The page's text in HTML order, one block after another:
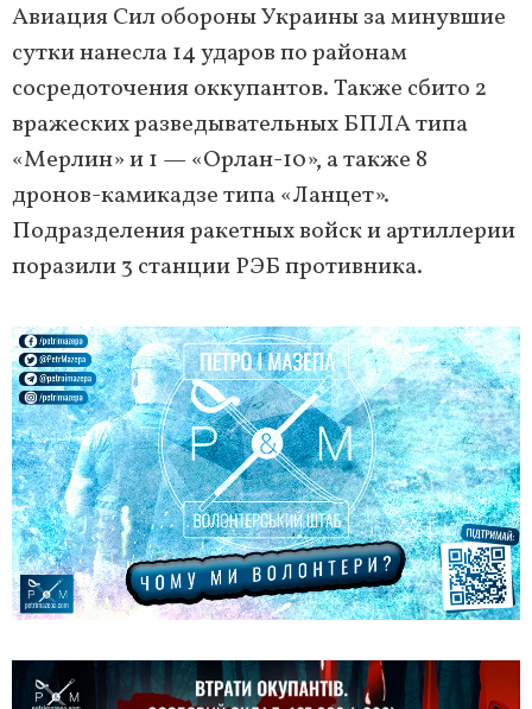
Авиация Сил обороны Украины за минувшие
сутки нанесла 14 ударов по районам
сосредоточения оккупантов. Также сбито 2
вражеских разведывательных БПЛА типа
«Мерлин» и 1 — «Орлан-10», а также 8
дронов-камикадзе типа «Ланцет».
Подразделения ракетных войск и артиллерии
поразили 3 станции РЭБ противника.